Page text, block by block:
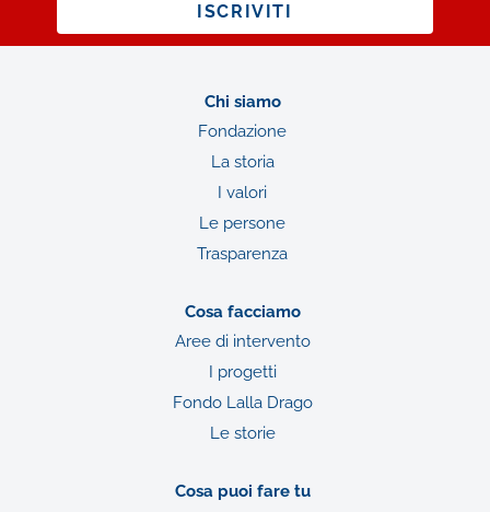
ISCRIVITI
Chi siamo
Fondazione
La storia
I valori
Le persone
Trasparenza
Cosa facciamo
Aree di intervento
I progetti
Fondo Lalla Drago
Le storie
Cosa puoi fare tu